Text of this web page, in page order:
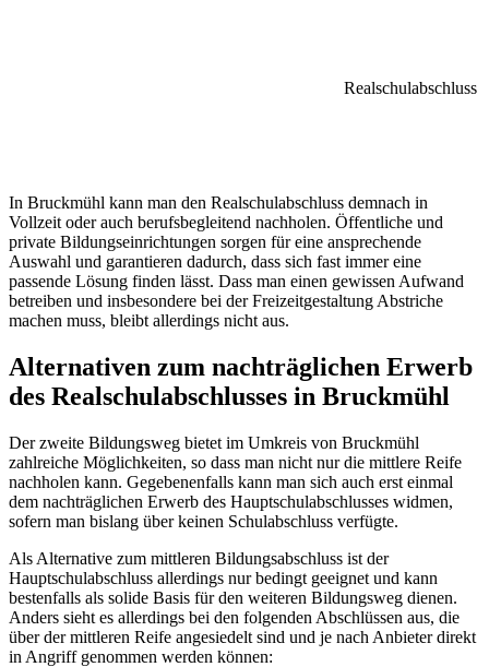
Realschulabschluss
In Bruckmühl kann man den Realschulabschluss demnach in
Vollzeit oder auch berufsbegleitend nachholen. Öffentliche und
private Bildungseinrichtungen sorgen für eine ansprechende
Auswahl und garantieren dadurch, dass sich fast immer eine
passende Lösung finden lässt. Dass man einen gewissen Aufwand
betreiben und insbesondere bei der Freizeitgestaltung Abstriche
machen muss, bleibt allerdings nicht aus.
Alternativen zum nachträglichen Erwerb
des Realschulabschlusses in Bruckmühl
Der zweite Bildungsweg bietet im Umkreis von Bruckmühl
zahlreiche Möglichkeiten, so dass man nicht nur die mittlere Reife
nachholen kann. Gegebenenfalls kann man sich auch erst einmal
dem nachträglichen Erwerb des Hauptschulabschlusses widmen,
sofern man bislang über keinen Schulabschluss verfügte.
Als Alternative zum mittleren Bildungsabschluss ist der
Hauptschulabschluss allerdings nur bedingt geeignet und kann
bestenfalls als solide Basis für den weiteren Bildungsweg dienen.
Anders sieht es allerdings bei den folgenden Abschlüssen aus, die
über der mittleren Reife angesiedelt sind und je nach Anbieter direkt
in Angriff genommen werden können: